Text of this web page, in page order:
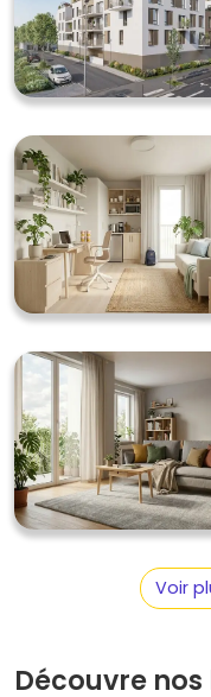
Ce secteur moderne
jeunes actifs et les
récentes et ses
Prix moyen :entre
Les Halles
En pleine
dynamisme et cadre
commerces et ses
Prix moyen :entre
Pont-Morineau
Ce quartier en plein
à des prix
jeunes familles.
Prix moyen :
La Garenne
Secteur calme et
Garenne propose un
Prix moyen :entre
Voir
Découvre